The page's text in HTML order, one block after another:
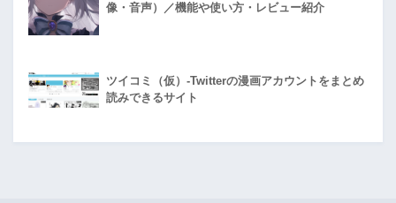
像・音声）／機能や使い方・レビュー紹介
ツイコミ（仮）-Twitterの漫画アカウントをまとめ
読みできるサイト